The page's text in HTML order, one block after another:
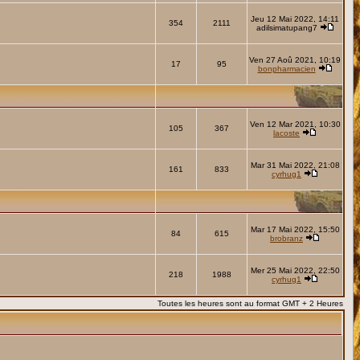
354 2111
Jeu 12 Mai 2022, 14:11
adilsimatupang7
17 95
Ven 27 Aoû 2021, 10:19
bonpharmacien
105 367
Ven 12 Mar 2021, 10:30
lacoste
161 833
Mar 31 Mai 2022, 21:08
cyrhug1
84 615
Mar 17 Mai 2022, 15:50
brobranz
218 1988
Mer 25 Mai 2022, 22:50
cyrhug1
Toutes les heures sont au format GMT + 2 Heures